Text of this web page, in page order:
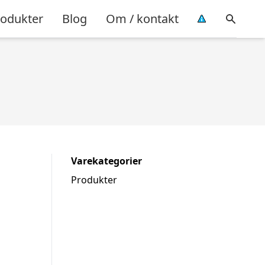
Blog Om / kontakt
Varekategorier
Produkter